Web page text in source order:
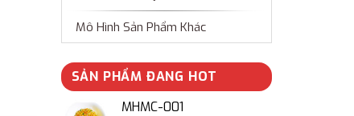
Mô Hình Sản Phẩm Khác
SẢN PHẨM ĐANG HOT
MHMC-001